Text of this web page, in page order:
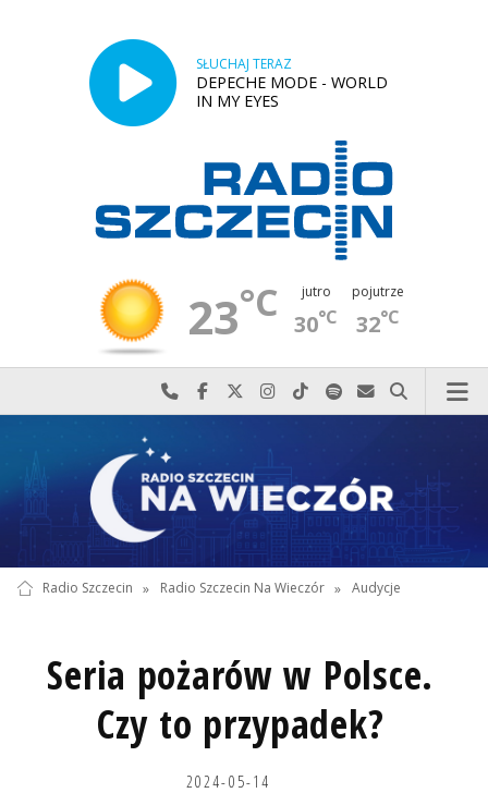
SŁUCHAJ TERAZ
DEPECHE MODE - WORLD
IN MY EYES
23°C jutro
30°C
pojutrze
32°C
Najlepiej po prostu do nas zadzwoń
Odwiedź nas na Facebook-u
Odwiedź nas na X
Odwiedź nas na Instagram-ie
Odwiedź nas na TikTok-u
Szukaj nas na Spotify
Wyślij do nas
Szukaj
Radio Szczecin » Radio Szczecin Na Wieczór » Audycje
Seria pożarów w Polsce.
Czy to przypadek?
2024-05-14